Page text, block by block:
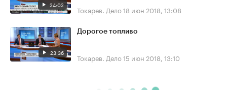
24:02 Токарев. Дело18 июн 2018, 13:08
23:36
Дорогое топливо
Токарев. Дело15 июн 2018, 13:10